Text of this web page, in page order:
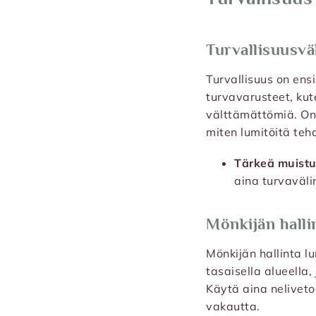
Turvallisuus on
turvavarusteet,
välttämättömiä.
miten lumitöitä
Tärkeä
aina
Mönkijän
Mönkijän hallinta
tasaisella alueella,
Käytä aina
vakautta.